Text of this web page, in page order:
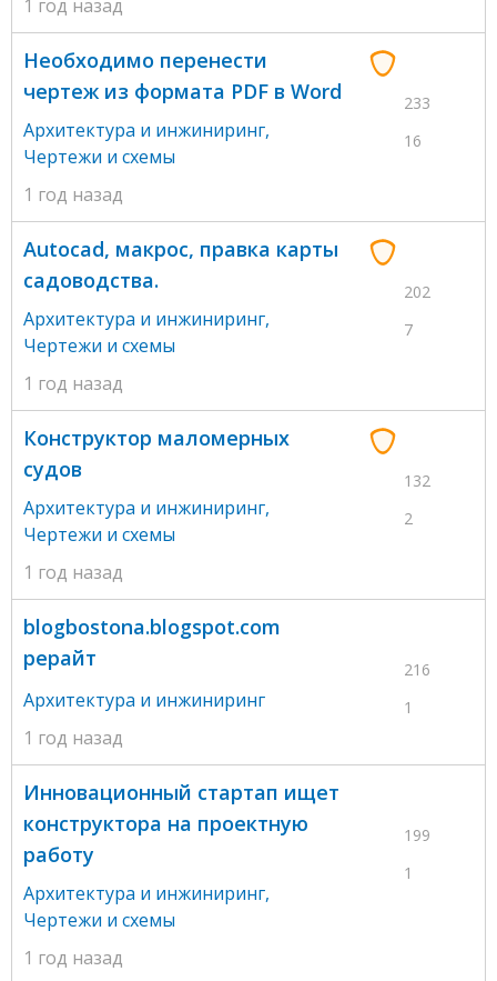
1 год назад
233
16
Необходимо перенести
чертеж из формата PDF в Word
Архитектура и инжиниринг,
Чертежи и схемы
1 год назад
202
7
Autocad, макрос, правка карты
садоводства.
Архитектура и инжиниринг,
Чертежи и схемы
1 год назад
132
2
Конструктор маломерных
судов
Архитектура и инжиниринг,
Чертежи и схемы
1 год назад
216
1
blogbostona.blogspot.com
рерайт
Архитектура и инжиниринг
1 год назад
199
1
Инновационный стартап ищет
конструктора на проектную
работу
Архитектура и инжиниринг,
Чертежи и схемы
1 год назад